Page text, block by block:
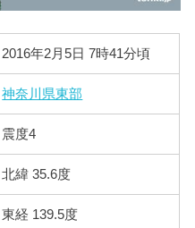
2016年2月5日 7時41分頃
神奈川県東部
震度4
北緯 35.6度
東経 139.5度